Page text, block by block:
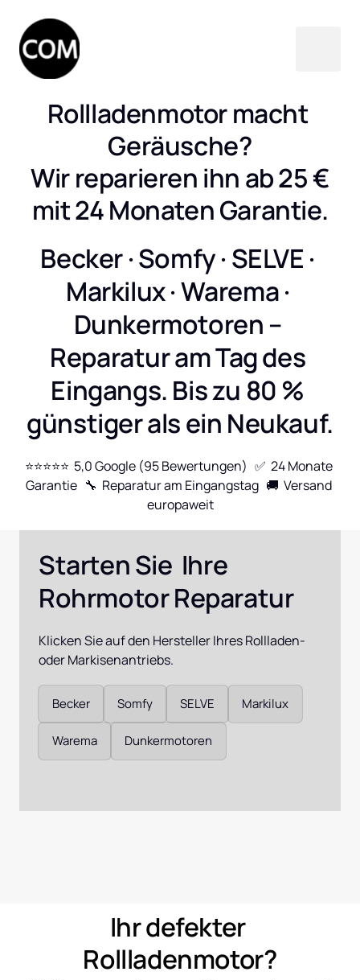
Rollladenmotor macht
Geräusche?
Wir reparieren ihn ab 25 €
mit 24 Monaten Garantie.
Becker · Somfy · SELVE ·
Markilux · Warema ·
Dunkermotoren –
Reparatur am Tag des
Eingangs. Bis zu 80 %
günstiger als ein Neukauf.
⭐⭐⭐⭐⭐  5,0 Google (95 Bewertungen)   ✅  24 Monate
Garantie   🔧  Reparatur am Eingangstag   🚚  Versand
europaweit
Starten Sie  Ihre
Rohrmotor Reparatur
Klicken Sie auf den Hersteller Ihres Rollladen-
oder Markisenantriebs.
Becker Somfy SELVE Markilux
Warema Dunkermotoren
Ihr
defekter
Rollladenmotor?